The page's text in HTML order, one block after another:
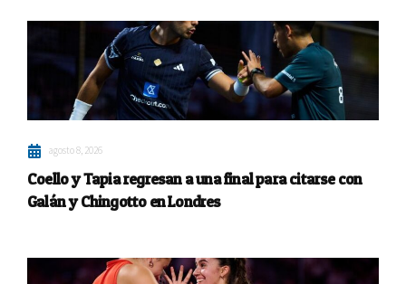
agosto 8, 2026
Coello y Tapia regresan a una final para citarse con
Galán y Chingotto en Londres